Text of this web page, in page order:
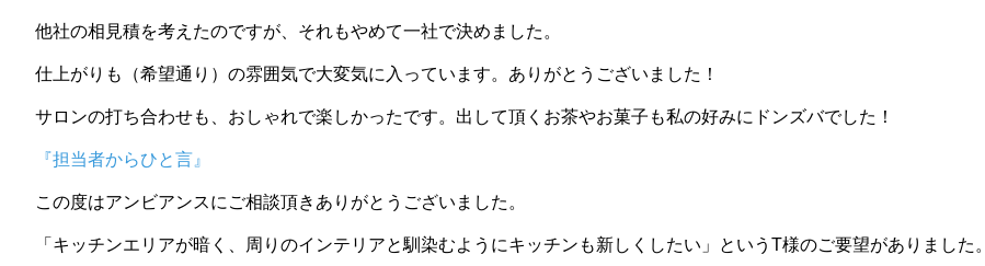
他社の相見積を考えたのですが、それもやめて一社で決めました。
仕上がりも（希望通り）の雰囲気で大変気に入っています。ありがとうございました！
サロンの打ち合わせも、おしゃれで楽しかったです。出して頂くお茶やお菓子も私の好みにドンズバでした！
『担当者からひと言』
この度はアンビアンスにご相談頂きありがとうございました。
「キッチンエリアが暗く、周りのインテリアと馴染むようにキッチンも新しくしたい」というT様のご要望がありました。